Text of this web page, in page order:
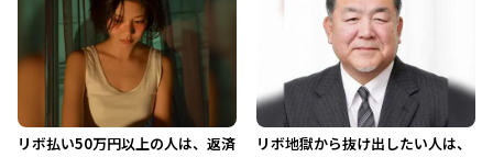
リボ払い50万円以上の人は、返済 リボ地獄から抜け出したい人は、